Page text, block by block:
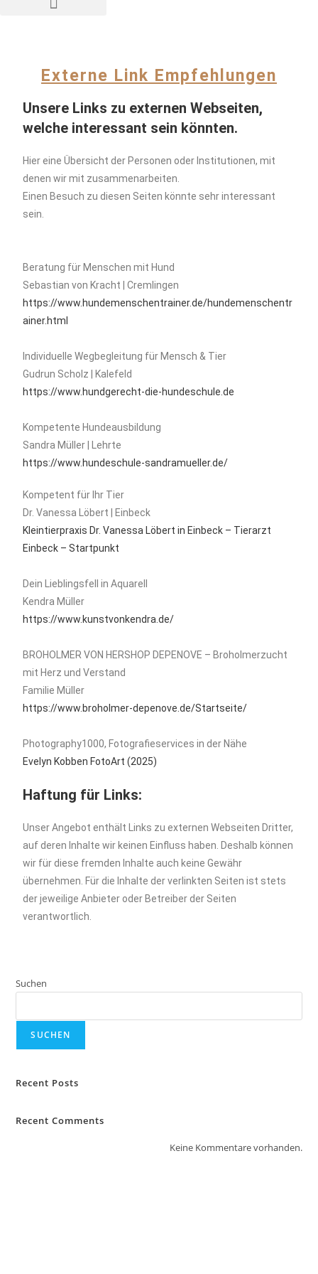
Externe Link Empfehlungen
Unsere Links zu externen Webseiten,
welche interessant sein könnten.
Hier eine Übersicht der Personen oder Institutionen, mit
denen wir mit zusammenarbeiten.
Einen Besuch zu diesen Seiten könnte sehr interessant
sein.
Beratung für Menschen mit Hund
Sebastian von Kracht | Cremlingen
https://www.hundemenschentrainer.de/hundemenschentr
ainer.html
Individuelle Wegbegleitung für Mensch & Tier
Gudrun Scholz | Kalefeld
https://www.hundgerecht-die-hundeschule.de
Kompetente Hundeausbildung
Sandra Müller | Lehrte
https://www.hundeschule-sandramueller.de/
Kompetent für Ihr Tier
Dr. Vanessa Löbert | Einbeck
Kleintierpraxis Dr. Vanessa Löbert in Einbeck – Tierarzt
Einbeck – Startpunkt
Dein Lieblingsfell in Aquarell
Kendra Müller
https://www.kunstvonkendra.de/
BROHOLMER VON HERSHOP DEPENOVE – Broholmerzucht
mit Herz und Verstand
Familie Müller
https://www.broholmer-depenove.de/Startseite/
Photography1000, Fotografieservices in der Nähe
Evelyn Kobben FotoArt (2025)
Haftung für Links:
Unser Angebot enthält Links zu externen Webseiten Dritter,
auf deren Inhalte wir keinen Einfluss haben. Deshalb können
wir für diese fremden Inhalte auch keine Gewähr
übernehmen. Für die Inhalte der verlinkten Seiten ist stets
der jeweilige Anbieter oder Betreiber der Seiten
verantwortlich.
Suchen
SUCHEN
Recent Posts
Recent Comments
Keine Kommentare vorhanden.